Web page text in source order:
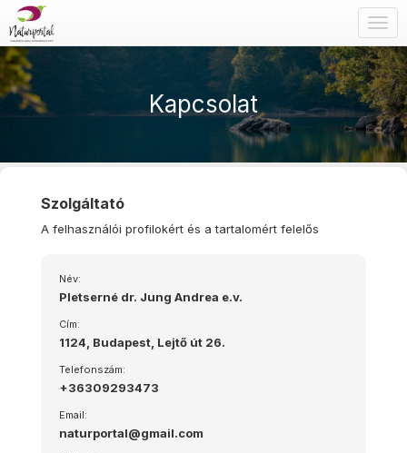
Kapcsolat
Szolgáltató
A felhasználói profilokért és a tartalomért felelős
Név:
Pletserné dr. Jung Andrea e.v.
Cím:
1124, Budapest, Lejtő út 26.
Telefonszám:
+36309293473
Email:
naturportal@gmail.com